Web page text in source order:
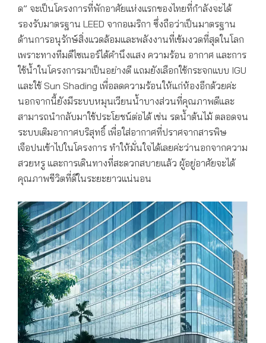
ด” จะเป็นโครงการที่พักอาศัยแห่งแรกของไทยที่กำลังจะได้
รองรับมาตรฐาน LEED จากอเมริกา ซึ่งถือว่าเป็นมาตรฐาน
ด้านการอนุรักษ์สิ่งแวดล้อมและพลังงานที่เข้มงวดที่สุดในโลก
เพราะทางทีมดีไซเนอร์ได้คำนึงแสง ความร้อน อากาศ และการ
ใช้น้ำในโครงการมาเป็นอย่างดี แถมยังเลือกใช้กระจกแบบ IGU
และใช้ Sun Shading เพื่อลดความร้อนให้แก่ห้องอีกด้วยค่ะ
นอกจากนี้ยังมีระบบหมุนเวียนน้ำบางส่วนที่คุณภาพดีและ
สามารถนำกลับมาใช้ประโยชน์ต่อได้ เช่น รดน้ำต้นไม้ ตลอดจน
ระบบเติมอากาศบริสุทธิ์ เพื่อใส่อากาศที่ปราศจากสารพิษ
เจือปนเข้าไปในโครงการ ทำให้มั่นใจได้เลยค่ะว่านอกจากความ
สวยหรู และการเดินทางที่สะดวกสบายแล้ว ผู้อยู่อาศัยจะได้
คุณภาพชีวิตที่ดีในระยะยาวแน่นอน